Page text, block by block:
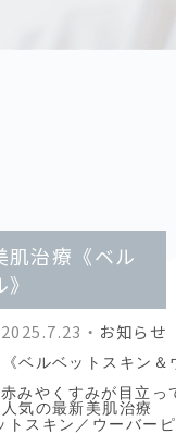
肌治療《ベル
2025.7.23・ お知らせ
ベルベットスキン
みやくすみが目立っ
気の最新美肌治療
スキン／ウーバー